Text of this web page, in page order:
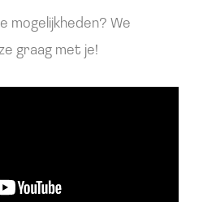
mogelijkheden? We
graag met je!